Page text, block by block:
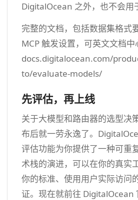
DigitalOcean 之外，也不会用
完整的文档，包括数据集格式
MCP 触发设置，可英文文档中
docs.digitalocean.com/
to/evaluate-models/
先评估，再上线
关于大模型和路由器的选型决
布后就一劳永逸了。
评估功能为你提供了一种可重
术栈的演进，可以在你的真实
你的标准、使用用户实际访问
证。现在就前往 DigitalOcean